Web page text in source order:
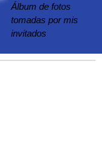
Álbum de fotos
tomadas por mis
invitados